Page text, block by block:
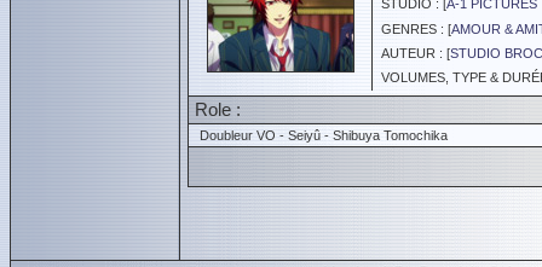
STUDIO : [A-1 PICTURES
GENRES : [AMOUR &
AUTEUR : [STUDIO
VOLUMES, TYPE &
Role :
Doubleur VO - Seiyû - Shibuya Tomochika